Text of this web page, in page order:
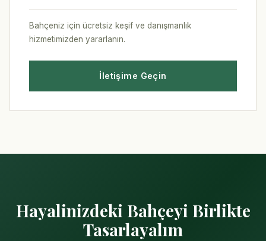
Bahçeniz için ücretsiz keşif ve danışmanlık
hizmetimizden yararlanın.
İletişime Geçin
Hayalinizdeki Bahçeyi Birlikte
Tasarlayalım